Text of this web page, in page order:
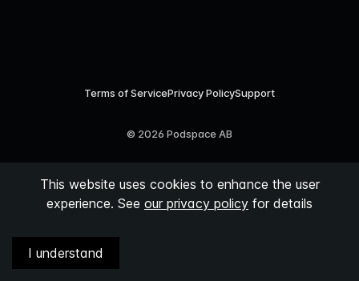
Terms of ServicePrivacy PolicySupport
© 2026 Podspace AB
This website uses cookies to enhance the user
experience. See our privacy policy for details
I understand